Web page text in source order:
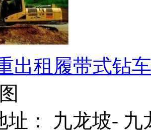
出租履带式钻
址： 九龙坡- 九